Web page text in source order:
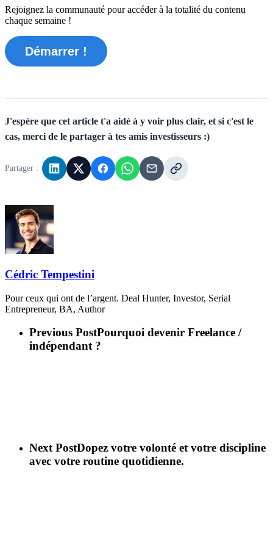
Rejoignez la communauté pour accéder à la totalité du contenu
chaque semaine !
Démarrer !
J'espère que cet article t'a aidé à y voir plus clair, et si c'est le
cas, merci de le partager à tes amis investisseurs :)
Partager :
Cédric Tempestini
Pour ceux qui ont de l’argent. Deal Hunter, Investor, Serial
Entrepreneur, BA, Author
Previous PostPourquoi devenir Freelance /
indépendant ?
Next PostDopez votre volonté et votre discipline
avec votre routine quotidienne.